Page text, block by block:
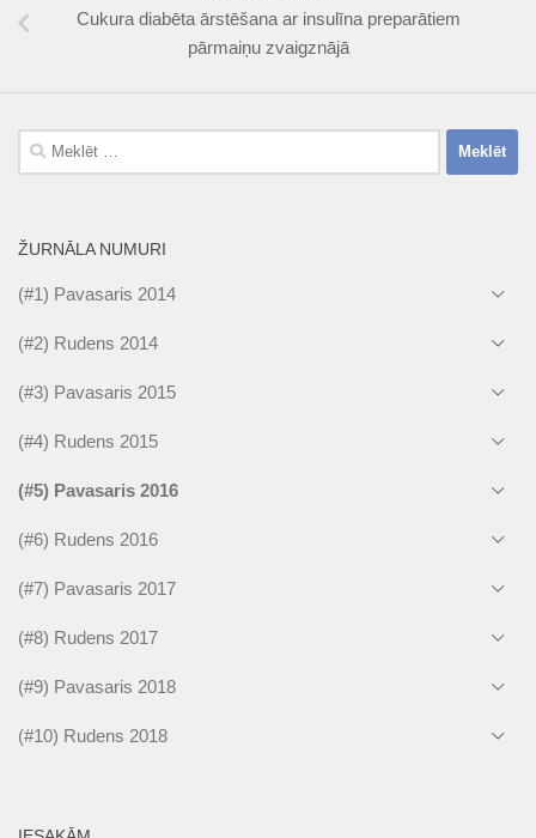
Cukura diabēta ārstēšana ar insulīna preparātiem
pārmaiņu zvaigznājā
Meklēt:
ŽURNĀLA NUMURI
(#1) Pavasaris 2014
(#2) Rudens 2014
(#3) Pavasaris 2015
(#4) Rudens 2015
(#5) Pavasaris 2016
(#6) Rudens 2016
(#7) Pavasaris 2017
(#8) Rudens 2017
(#9) Pavasaris 2018
(#10) Rudens 2018